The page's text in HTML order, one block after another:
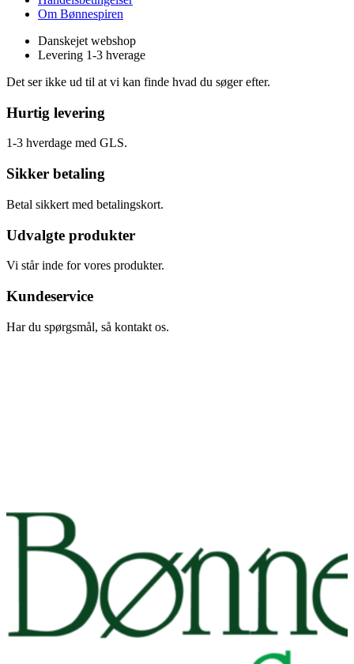
Om Bønnespiren
Danskejet webshop
Levering 1-3 hverage
Det ser ikke ud til at vi kan finde hvad du søger efter.
Hurtig levering
1-3 hverdage med GLS.
Sikker betaling
Betal sikkert med betalingskort.
Udvalgte produkter
Vi står inde for vores produkter.
Kundeservice
Har du spørgsmål, så kontakt os.